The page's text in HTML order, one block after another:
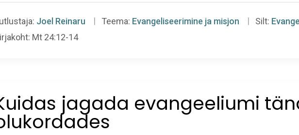
Joel Reinaru Teema: Evangeliseerimine ja misjon Silt:
Mt 24:12-14
jagada evangeeliumi